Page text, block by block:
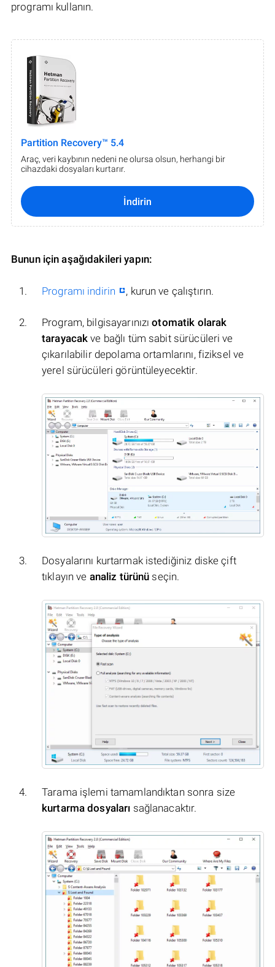
programı kullanın.
Partition Recovery™ 5.4
Araç, veri kaybının nedeni ne olursa olsun, herhangi bir
cihazdaki dosyaları kurtarır.
İndirin
Bunun için aşağıdakileri yapın:
Programı indirin , kurun ve çalıştırın.
Program, bilgisayarınızıotomatik olarak
tarayacak ve bağlı tüm sabit sürücüleri ve
çıkarılabilir depolama ortamlarını, fiziksel ve
yerel sürücüleri görüntüleyecektir.
Dosyalarını kurtarmak istediğiniz diske çift
tıklayın ve analiz türünü seçin.
Tarama işlemi tamamlandıktan sonra size
kurtarma dosyaları sağlanacaktır.